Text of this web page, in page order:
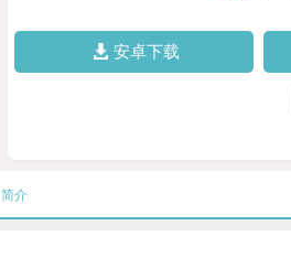
安卓下载
简介